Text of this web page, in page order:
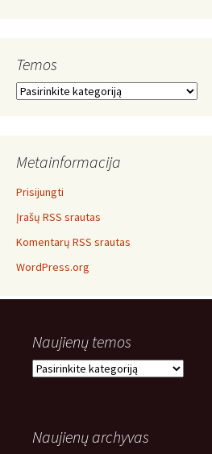
Temos
Temos
Metainformacija
Prisijungti
Įrašų RSS srautas
Komentarų RSS srautas
WordPress.org
Naujienų temos
Naujienų
Naujienų archyvas